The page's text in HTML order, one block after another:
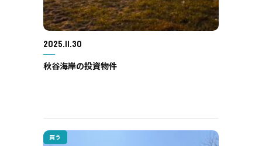
2025.11.30
秋谷海岸の投資物件
買う